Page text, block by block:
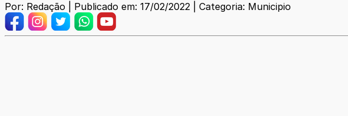
Por: Redação | Publicado em: 17/02/2022 | Categoria: Municipio